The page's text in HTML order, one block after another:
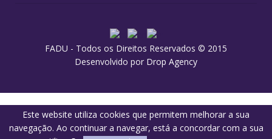
FADU - Todos os Direitos Reservados © 2015
Desenvolvido por Drop Agency
Este website utiliza cookies que permitem melhorar a sua
navegação. Ao continuar a navegar, está a concordar com a sua